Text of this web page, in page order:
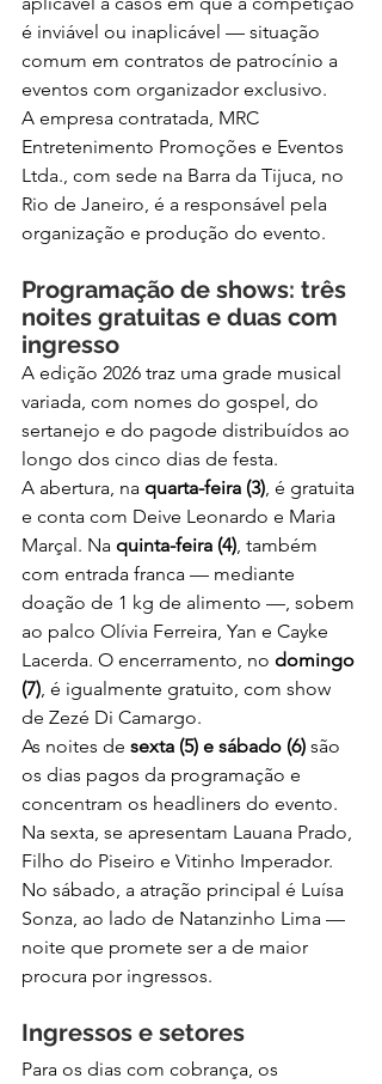
é inviável ou inaplicável — situação
comum em contratos de patrocínio a
eventos com organizador exclusivo.
A empresa contratada, MRC
Entretenimento Promoções e Eventos
Ltda., com sede na Barra da Tijuca, no
Rio de Janeiro, é a responsável pela
organização e produção do evento.
Programação de shows: três
noites gratuitas e duas com
ingresso
A edição 2026 traz uma grade musical
variada, com nomes do gospel, do
sertanejo e do pagode distribuídos ao
longo dos cinco dias de festa.
A abertura, na quarta-feira (3) , é gratuita
e conta com Deive Leonardo e Maria
Marçal. Na quinta-feira (4) , também
com entrada franca — mediante
doação de 1 kg de alimento —, sobem
ao palco Olívia Ferreira, Yan e Cayke
Lacerda. O encerramento, no domingo
(7) , é igualmente gratuito, com show
de Zezé Di Camargo.
As noites de sexta (5) e sábado (6) são
os dias pagos da programação e
concentram os headliners do evento.
Na sexta, se apresentam Lauana Prado,
Filho do Piseiro e Vitinho Imperador.
No sábado, a atração principal é Luísa
Sonza, ao lado de Natanzinho Lima —
noite que promete ser a de maior
procura por ingressos.
Ingressos e setores
Para os dias com cobrança, os